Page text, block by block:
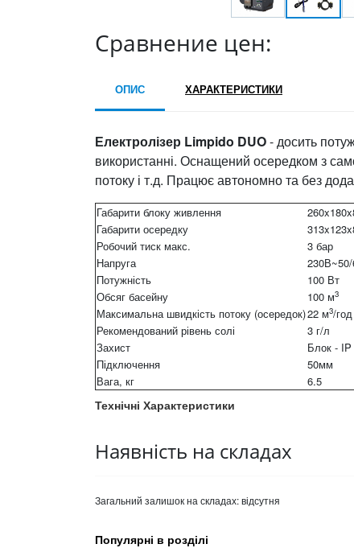
Сравнение цен:
ОПИС ХАРАКТЕРИСТИКИ
Електролізер Limpido DUO- досить
використанні. Оснащений осередком з
потоку і т.д. Працює автономно та без
Технічні Характеристики
Габарити блоку живлення
Габарити осередку
Робочий тиск макс.
3 бар
Напруга
Потужність
100 Вт
Обсяг басейну
100 м3
Максимальна швидкість потоку (осередок)22 м3/год
Рекомендований рівень солі
3 г/л
Захист
Блок -
Підключення
50мм
Вага, кг
6.5
Наявність на складах
Загальний залишок на складах:відсутня
Популярні в розділі